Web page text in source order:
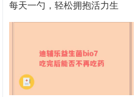
每天一勺，轻松拥抱活力生
活，klys益生菌让你焕发新生”